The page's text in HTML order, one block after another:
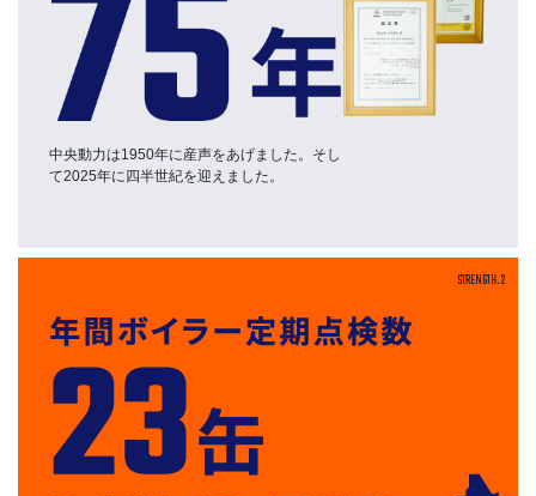
中央動力は1950年に産声をあげました。そし
て2025年に四半世紀を迎えました。
STRENGTH.2